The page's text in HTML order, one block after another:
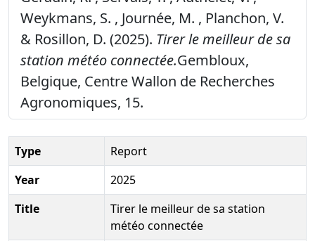
Weykmans, S. , Journée, M. , Planchon, V.
& Rosillon, D. (2025). Tirer le meilleur de sa
station météo connectée.Gembloux,
Belgique, Centre Wallon de Recherches
Agronomiques, 15.
Type
Report
Year
2025
Title
Tirer le meilleur de sa station
météo connectée